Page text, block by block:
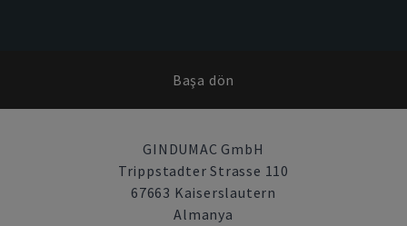
Başa dön
GINDUMAC GmbH
Trippstadter Strasse 110
67663 Kaiserslautern
Almanya